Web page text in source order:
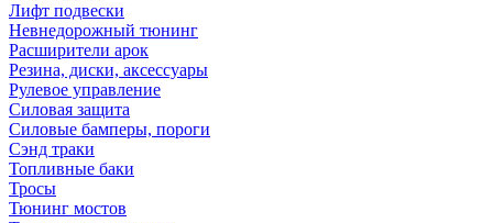
Лифт подвески
Невнедорожный тюнинг
Расширители арок
Резина, диски, аксессуары
Рулевое управление
Силовая защита
Силовые бамперы, пороги
Сэнд траки
Топливные баки
Тросы
Тюнинг мостов